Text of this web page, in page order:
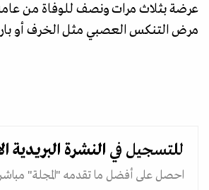
عرضة بثلاث مرات ونصف للوفاة من
مرض التنكس العصبي مثل الخرف أو
للتسجيل في النشرة البريدية
احصل على أفضل ما تقدمه "المجلة"